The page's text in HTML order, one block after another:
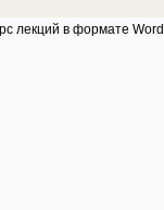
лекций в формате